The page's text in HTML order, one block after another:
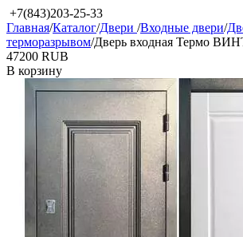
+7(843)203-25-33
Главная/Каталог/Двери /Входные двери/
терморазрывом/Дверь входная Термо
‍47200‍ RUB
В корзину